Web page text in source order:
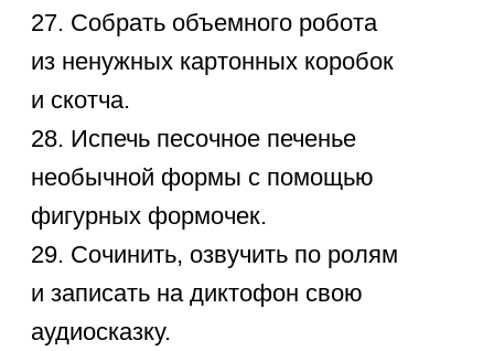
Статьи по теме